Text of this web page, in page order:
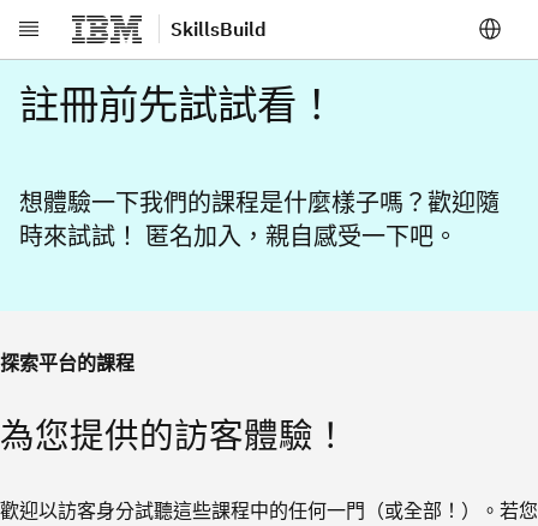
跳至主要內容 SkillsBuild
註冊前先試試看！
想體驗一下我們的課程是什麼樣子嗎？歡迎隨
時來試試！ 匿名加入，親自感受一下吧。
探索平台的課程
為您提供的訪客體驗！
歡迎以訪客身分試聽這些課程中的任何一門（或全部！）。若您